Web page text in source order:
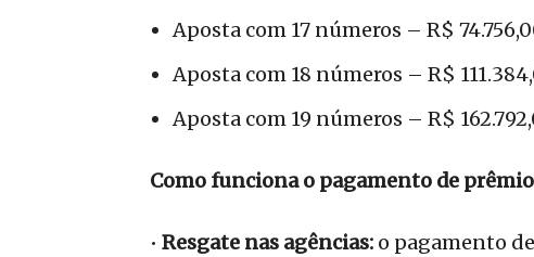
Aposta com 17 números – R$
Aposta com 18 números – R$
Aposta com 19 números – R$
Como funciona o pagamento de
• Resgate nas agências: o pagamento